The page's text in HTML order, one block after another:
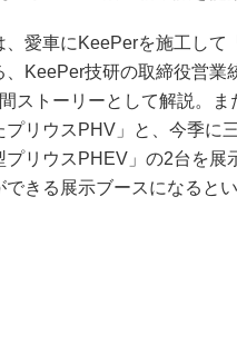
愛車にKeePerを施工して
、KeePer技研の取締役営
ストーリーとして解説。
プリウスPHV」と、今季に
リウスPHEV」の2台を展
きる展示ブースになるとい